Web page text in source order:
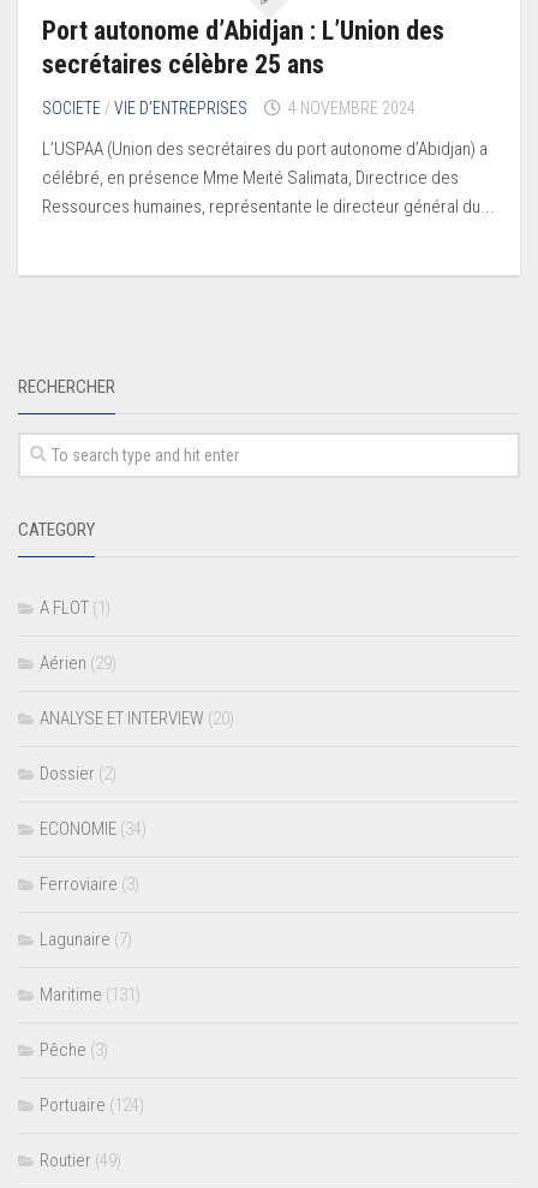
Port autonome d’Abidjan : L’Union des
secrétaires célèbre 25 ans
SOCIETE /VIE D’ENTREPRISES 4 NOVEMBRE 2024
L’USPAA (Union des secrétaires du port autonome d’Abidjan) a
célébré, en présence Mme Meité Salimata, Directrice des
Ressources humaines, représentante le directeur général du...
RECHERCHER
CATEGORY
A FLOT (1)
Aérien (29)
ANALYSE ET INTERVIEW (20)
Dossier (2)
ECONOMIE (34)
Ferroviaire (3)
Lagunaire (7)
Maritime (131)
Pêche (3)
Portuaire (124)
Routier (49)